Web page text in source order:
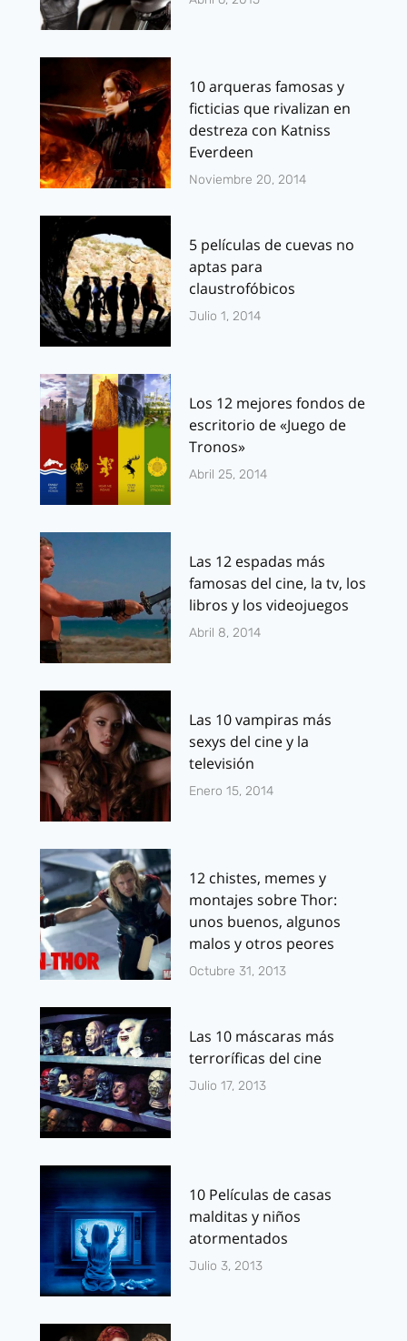
10 arqueras famosas y
ficticias que rivalizan en
destreza con Katniss
Everdeen
Noviembre 20, 2014
5 películas de cuevas no
aptas para
claustrofóbicos
Julio 1, 2014
Los 12 mejores fondos de
escritorio de «Juego de
Tronos»
Abril 25, 2014
Las 12 espadas más
famosas del cine, la tv, los
libros y los videojuegos
Abril 8, 2014
Las 10 vampiras más
sexys del cine y la
televisión
Enero 15, 2014
12 chistes, memes y
montajes sobre Thor:
unos buenos, algunos
malos y otros peores
Octubre 31, 2013
Las 10 máscaras más
terroríficas del cine
Julio 17, 2013
10 Películas de casas
malditas y niños
atormentados
Julio 3, 2013